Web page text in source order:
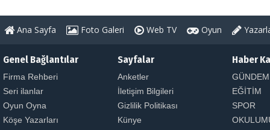
Ana Sayfa Foto Galeri Web TV Oyun
Genel Bağlantılar
Firma Rehberi
Seri ilanlar
Oyun Oyna
Köşe Yazarları
Sayfalar
Anketler
İletişim Bilgileri
Gizlilik Politikası
Künye
Haber
GÜNDEM
EĞİTİM
SPOR